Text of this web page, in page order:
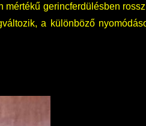
gerincferdülésben
a különböző